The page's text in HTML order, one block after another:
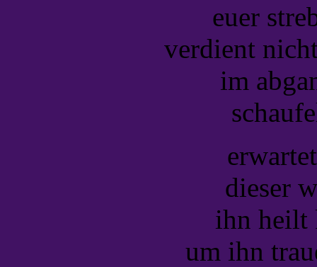
euer
verdient
im
dieser
ihn heilt
um ihn